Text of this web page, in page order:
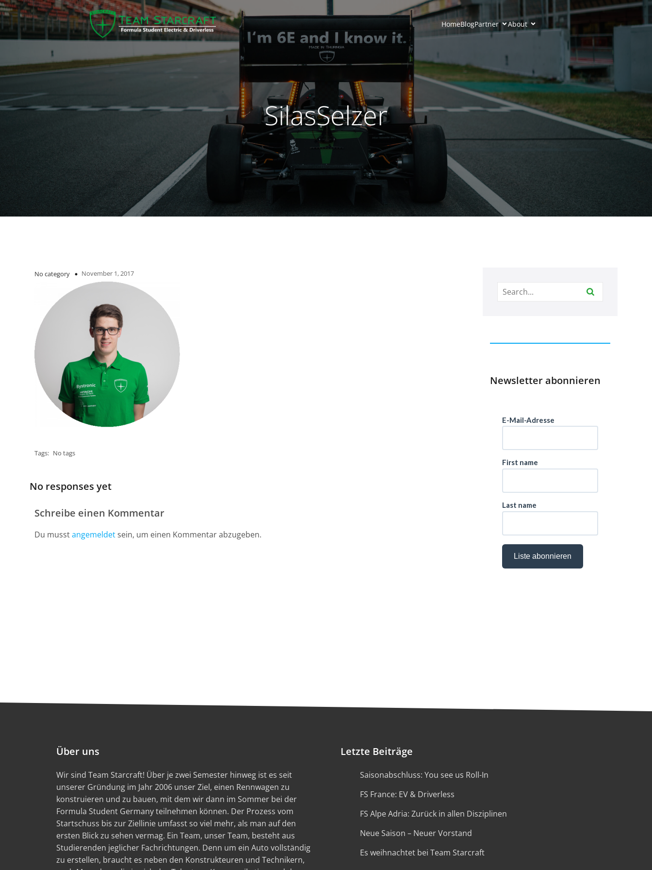
HomeBlogPartner About
SilasSelzer
No category November 1, 2017
Tags: No tags
No responses yet
Schreibe einen Kommentar
Du musstangemeldet sein, um einen Kommentar abzugeben.
Newsletter abonnieren
Über uns
Wir sind Team Starcraft! Über je zwei Semester hinweg ist es seit
unserer Gründung im Jahr 2006 unser Ziel, einen Rennwagen zu
konstruieren und zu bauen, mit dem wir dann im Sommer bei der
Formula Student Germany teilnehmen können. Der Prozess vom
Startschuss bis zur Ziellinie umfasst so viel mehr, als man auf den
ersten Blick zu sehen vermag. Ein Team, unser Team, besteht aus
Studierenden jeglicher Fachrichtungen. Denn um ein Auto vollständig
zu erstellen, braucht es neben den Konstrukteuren und Technikern,
Letzte Beiträge
Saisonabschluss: You see us Roll-In
FS France: EV & Driverless
FS Alpe Adria: Zurück in allen Disziplinen
Neue Saison – Neuer Vorstand
Es weihnachtet bei Team Starcraft